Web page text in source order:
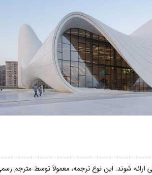
ارائه شوند. این نوع ترجمه، معمولاً توسط مترجم